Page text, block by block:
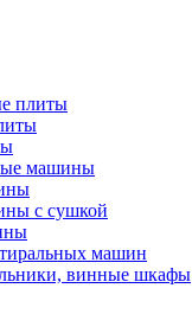
плиты
машины
с сушкой
машин
винные шкафы